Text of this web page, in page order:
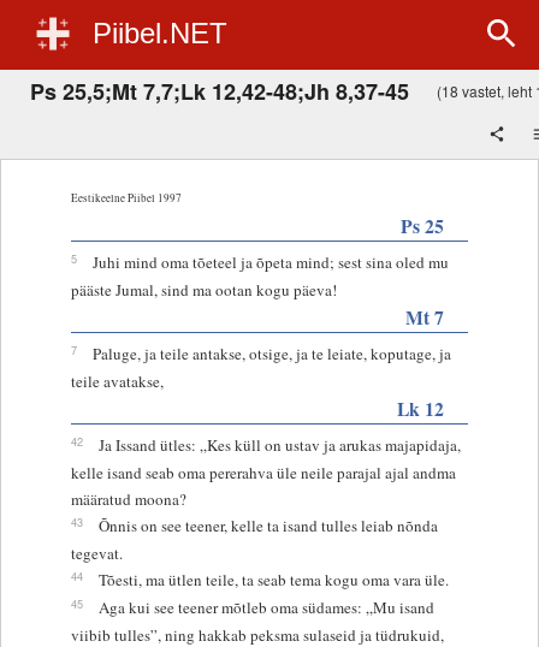
Piibel.NET
Ps 25,5;Mt 7,7;Lk 12,42-48;Jh 8,37-45 (18 vastet, leht
Eestikeelne Piibel 1997
Ps 25
5
Juhi mind oma tõeteel ja õpeta mind; sest sina oled mu
pääste Jumal, sind ma ootan kogu päeva!
Mt 7
7
Paluge, ja teile antakse, otsige, ja te leiate, koputage, ja
teile avatakse,
Lk 12
42
Ja Issand ütles: „Kes küll on ustav ja arukas majapidaja,
kelle isand seab oma pererahva üle neile parajal ajal andma
määratud moona?
43
Õnnis on see teener, kelle ta isand tulles leiab nõnda
tegevat.
44 Tõesti, ma ütlen teile, ta seab tema kogu oma vara üle.
45
Aga kui see teener mõtleb oma südames: „Mu isand
viibib tulles”, ning hakkab peksma sulaseid ja tüdrukuid,